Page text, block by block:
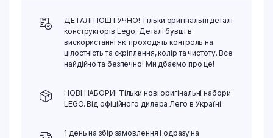
ДЕТАЛІ ПОШТУЧНО! Тільки оригінальні деталі
конструкторів Lego. Деталі бувші в
вискористанні які проходять контроль на:
цілостність та скріплення, колір та чистоту. Все
найдійно та безпечно! Ми дбаємо про це!
НОВІ НАБОРИ! Тільки нові оригінальні набори
LEGO. Від офіційного дилера Лего в Україні.
1 день на збір замовлення і одразу на